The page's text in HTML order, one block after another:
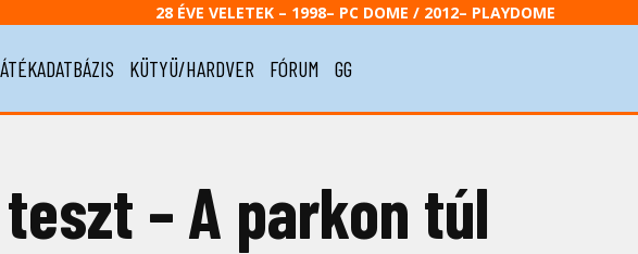
28 ÉVE VELETEK – 1998– PC DOME / 2012– PLAYDOME
KÜTYÜ/HARDVER FÓRUM GG
– A parkon túl